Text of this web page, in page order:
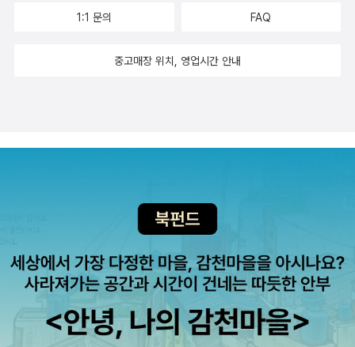
의 말은 태초의 말씀과 같을지니 같은 인간들은 어떻게 될까. 시인 또
장하는 시로 설명할 수 있다. 감옥 내가 덥다고 말하자 그는 문을
망령처럼 일어서서 나갔다. 누군가의 입에서. (전문) 그는 누구? 혹
은 뭐? 답은 마지막 문장. 누군가의 입에서 나온 말. 시집의 제목이
《소설을 쓰자》임을, 시집을 읽는 내내 기억해야 한다. 물론 오독이겠
지만, 여기서 말하는 ‘나’는 시인이 되고자 하는 소설가. 그래 소설가
가 말로 덥다고 하면 문을 열어주고, 춥다면 꼭꼭 닫아주고 별의별 짓
을 다 해주는 그는 누군가? 누군가의 입? 당연히 현재는 시인, 나중엔
소설가가 될지도 모르는 시인의 입에서 나오는 말, 존재로의 말. 즉 작
는 거 모르나? 장삿속 때문에 많은 걸 엉키게 만드는 자본주의...붉은
자》(민음시선) 프로이트《예술·문학·정신분석》,《정신분석 강의》
그림 《미주의 인상》(조선 청년, 100년 전 뉴욕을 거닐다)(현실문화)
유발 하라리《호모 데우스》(김영사)이 책을 붉은 책으로 볼 것이냐,
검은 책으로 볼 것이냐. 애매ㅎㅎ;여기서부터는 빨갛다기 보다 붉은
색이 포인트로 들어간 책이라고 해야 할 듯. 빔 벤더스《한 번은》
(빔 벤더스의 사진 그리고 이야기들)(이봄출판사)토마 피케티《21세
기 자본》(글항아리)이 책 읽을 때 정말 경제학 공부 불탔는데!폴 프리
^^ 일시할인은 그때그때 사는 게 좋다. 지난 번에 한번 놓친 게 뼈아
수정하며 골라볼 예정이다.
1:1 문의 FAQ
중고매장 위치, 영업시간 안내